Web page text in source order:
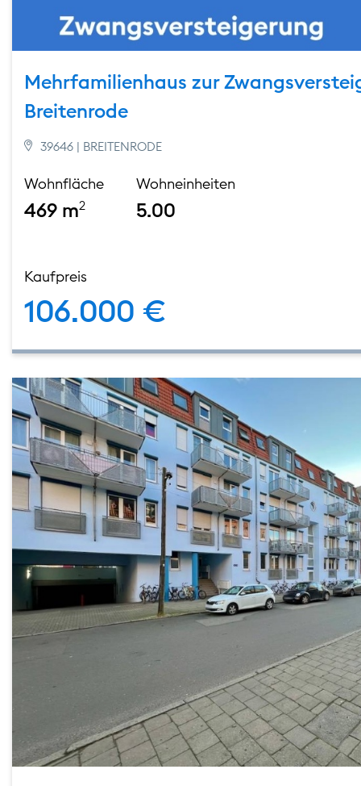
Mehrfamilienhaus zur
Breitenrode
39646 | BREITENRODE
Wohnfläche
469 m2
Wohneinheiten
5.00
Kaufpreis
106.000 €